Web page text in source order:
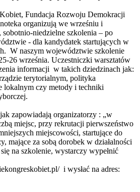
Fundacja Rozwoju Demokracji
organizują we wrześniu i
niedzielne szkolenia – po
- dla kandydatek startujących w
W naszym województwie szkolenie
26 września. Uczestniczki warsztatów
informacji w takich dziedzinach jak:
terytorialnym, polityka
lokalnym czy metody i techniki
zapowiadają organizatorzy : „w
miejsc, przy rekrutacji pierwszeństwo
miejscowości, startujące do
mające za sobą dorobek w działalności
na szkolenie, wystarczy wypełnić
i wysłać na adres: